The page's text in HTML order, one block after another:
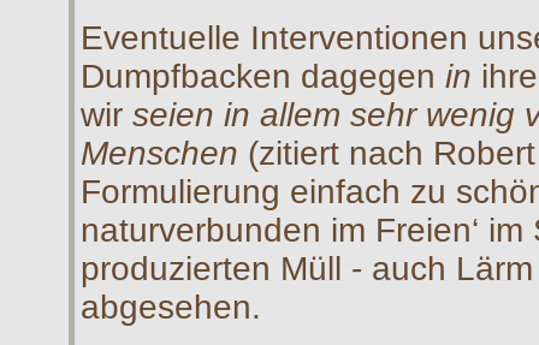
Eventuelle Interventionen
Dumpfbacken dagegen in
wirseien in allem sehr wenig
Menschen (zitiert nach
Formulierung einfach zu
naturverbunden im Freien‘
produzierten Müll - auch
abgesehen.